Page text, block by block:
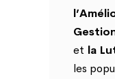
et la
les